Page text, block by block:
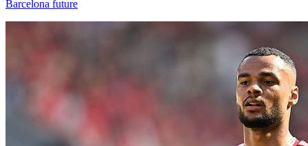
Barcelona future